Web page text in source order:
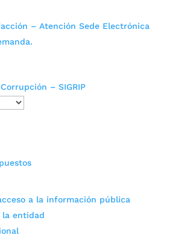
– Atención Sede Electrónica
– SIGRIP
a la información pública
la entidad
de la Feria Bonita
de la gran Feria Bonita que irá del 1 al
a la fiesta! Fotografía: Prensa
Más de 40 eventos y actividades
la economía local, el comercio, la
la...